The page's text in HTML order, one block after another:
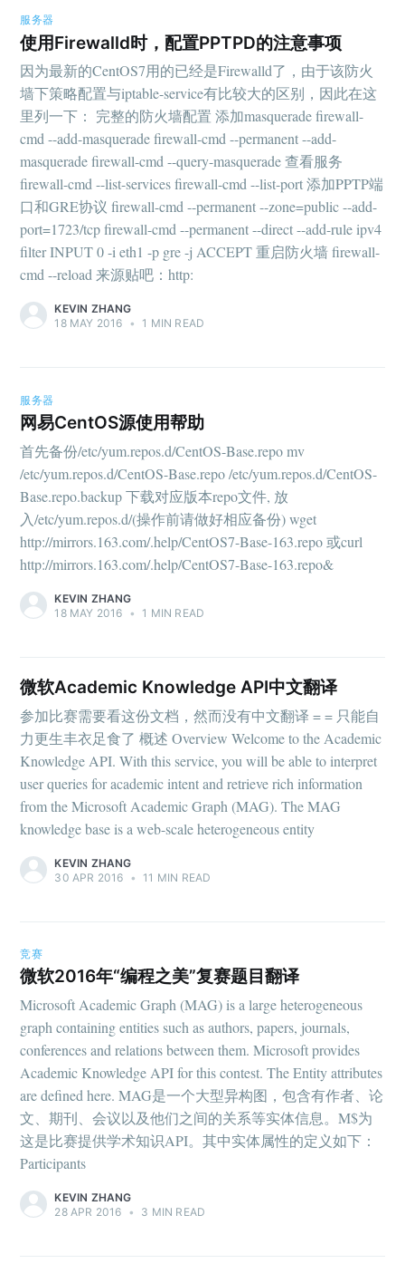
服务器
使用Firewalld时，配置PPTPD的注意事项
因为最新的CentOS7用的已经是Firewalld了，由于该防火
墙下策略配置与iptable-service有比较大的区别，因此在这
里列一下： 完整的防火墙配置 添加masquerade firewall-
cmd --add-masquerade firewall-cmd --permanent --add-
masquerade firewall-cmd --query-masquerade 查看服务
firewall-cmd --list-services firewall-cmd --list-port 添加PPTP端
口和GRE协议 firewall-cmd --permanent --zone=public --add-
port=1723/tcp firewall-cmd --permanent --direct --add-rule ipv4
filter INPUT 0 -i eth1 -p gre -j ACCEPT 重启防火墙 firewall-
cmd --reload 来源贴吧：http:
KEVIN ZHANG
18 MAY 2016 • 1 MIN READ
服务器
网易CentOS源使用帮助
首先备份/etc/yum.repos.d/CentOS-Base.repo mv
/etc/yum.repos.d/CentOS-Base.repo /etc/yum.repos.d/CentOS-
Base.repo.backup 下载对应版本repo文件, 放
入/etc/yum.repos.d/(操作前请做好相应备份) wget
http://mirrors.163.com/.help/CentOS7-Base-163.repo 或curl
http://mirrors.163.com/.help/CentOS7-Base-163.repo&
KEVIN ZHANG
18 MAY 2016 • 1 MIN READ
微软Academic Knowledge API中文翻译
参加比赛需要看这份文档，然而没有中文翻译 = = 只能自
力更生丰衣足食了 概述 Overview Welcome to the Academic
Knowledge API. With this service, you will be able to interpret
user queries for academic intent and retrieve rich information
from the Microsoft Academic Graph (MAG). The MAG
knowledge base is a web-scale heterogeneous entity
KEVIN ZHANG
30 APR 2016 • 11 MIN READ
竞赛
微软2016年“编程之美”复赛题目翻译
Microsoft Academic Graph (MAG) is a large heterogeneous
graph containing entities such as authors, papers, journals,
conferences and relations between them. Microsoft provides
Academic Knowledge API for this contest. The Entity attributes
are defined here. MAG是一个大型异构图，包含有作者、论
文、期刊、会议以及他们之间的关系等实体信息。M$为
这是比赛提供学术知识API。其中实体属性的定义如下：
Participants
KEVIN ZHANG
28 APR 2016 • 3 MIN READ